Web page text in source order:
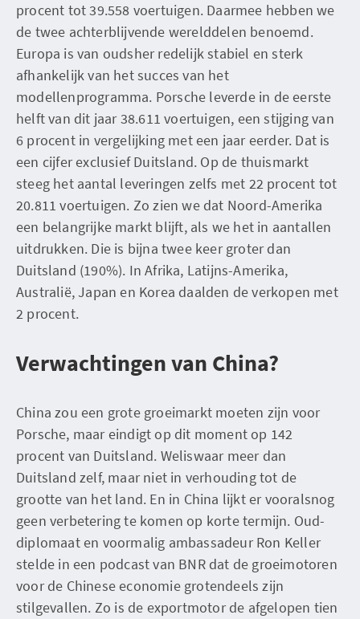
procent tot 39.558 voertuigen. Daarmee hebben we
de twee achterblijvende werelddelen benoemd.
Europa is van oudsher redelijk stabiel en sterk
afhankelijk van het succes van het
modellenprogramma. Porsche leverde in de eerste
helft van dit jaar 38.611 voertuigen, een stijging van
6 procent in vergelijking met een jaar eerder. Dat is
een cijfer exclusief Duitsland. Op de thuismarkt
steeg het aantal leveringen zelfs met 22 procent tot
20.811 voertuigen. Zo zien we dat Noord-Amerika
een belangrijke markt blijft, als we het in aantallen
uitdrukken. Die is bijna twee keer groter dan
Duitsland (190%). In Afrika, Latijns-Amerika,
Australië, Japan en Korea daalden de verkopen met
2 procent.
Verwachtingen van China?
China zou een grote groeimarkt moeten zijn voor
Porsche, maar eindigt op dit moment op 142
procent van Duitsland. Weliswaar meer dan
Duitsland zelf, maar niet in verhouding tot de
grootte van het land. En in China lijkt er vooralsnog
geen verbetering te komen op korte termijn. Oud-
diplomaat en voormalig ambassadeur Ron Keller
stelde in een podcast van BNR dat de groeimotoren
voor de Chinese economie grotendeels zijn
stilgevallen. Zo is de exportmotor de afgelopen tien